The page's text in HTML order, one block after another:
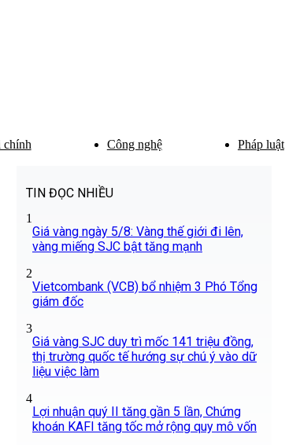
chính Công nghệ Pháp luật
TIN ĐỌC NHIỀU
1
Giá vàng ngày 5/8: Vàng thế giới đi lên,
vàng miếng SJC bật tăng mạnh
2
Vietcombank (VCB) bổ nhiệm 3 Phó Tổng
giám đốc
3
Giá vàng SJC duy trì mốc 141 triệu đồng,
thị trường quốc tế hướng sự chú ý vào dữ
liệu việc làm
4
Lợi nhuận quý II tăng gần 5 lần, Chứng
khoán KAFI tăng tốc mở rộng quy mô vốn